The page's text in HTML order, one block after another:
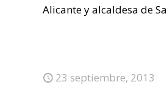
Alicante y alcaldesa de
23 septiembre, 2013